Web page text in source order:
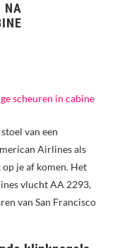
NA
van een
Airlines als
je af komen. Het
vlucht AA 2293,
van San Francisco